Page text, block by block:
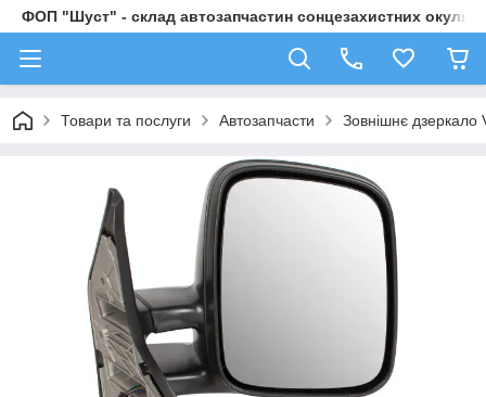
ФОП "Шуст" - склад автозапчастин сонцезахистних
Товари та послуги Автозапчасти Зовнішнє дзеркало